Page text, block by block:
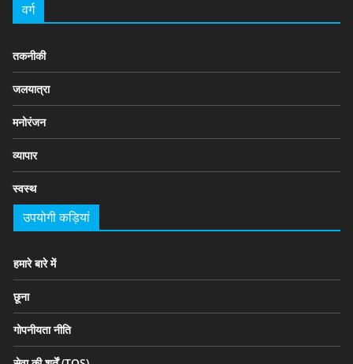
वर्ग
तकनीकी
जलयात्रा
मनोरंजन
व्यापार
स्वस्थ
उपयोगी कड़ियां
हमारे बारे में
छूना
गोपनीयता नीति